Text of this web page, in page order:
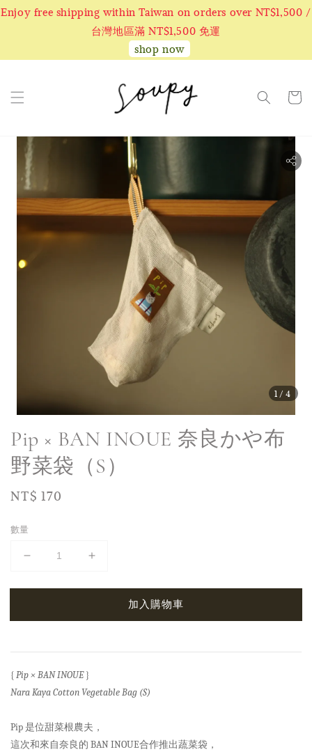
Enjoy free shipping within Taiwan on orders over NT$1,500 /
台灣地區滿 NT$1,500 免運
shop now
1 /4
Pip × BAN INOUE 奈良かや布
野菜袋（S）
Regular
NT$ 170
數量
加入購物車
{Pip × BAN INOUE}
Nara Kaya Cotton Vegetable Bag (S)
Pip 是位甜菜根農夫，
這次和來自奈良的 BAN INOUE合作推出蔬菜袋，